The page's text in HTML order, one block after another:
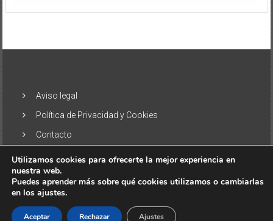
Aviso legal
Política de Privacidad y Cookies
Contacto
Copyright © 2026
los derechos reservados. Tema:
ColorNews
Utilizamos cookies para ofrecerte la mejor experiencia en
nuestra web.
Puedes aprender más sobre qué cookies utilizamos o cambiarlas
en los ajustes.
Aceptar Rechazar Ajustes